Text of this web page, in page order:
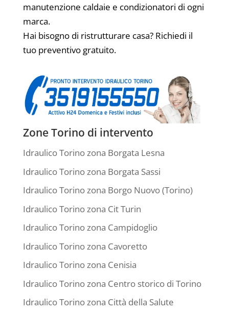
manutenzione caldaie e condizionatori di ogni
marca.
Hai bisogno di ristrutturare casa? Richiedi il
tuo preventivo gratuito.
Zone Torino di intervento
Idraulico Torino zona Borgata Lesna
Idraulico Torino zona Borgata Sassi
Idraulico Torino zona Borgo Nuovo (Torino)
Idraulico Torino zona Cit Turin
Idraulico Torino zona Campidoglio
Idraulico Torino zona Cavoretto
Idraulico Torino zona Cenisia
Idraulico Torino zona Centro storico di Torino
Idraulico Torino zona Città della Salute